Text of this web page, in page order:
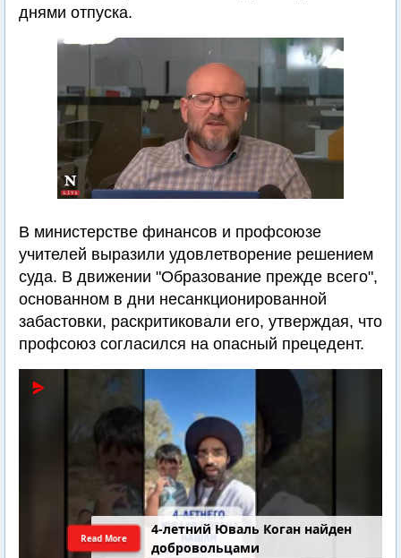
днями отпуска.
В министерстве финансов и профсоюзе
учителей выразили удовлетворение решением
суда. В движении "Образование прежде всего",
основанном в дни несанкционированной
забастовки, раскритиковали его, утверждая, что
профсоюз согласился на опасный прецедент.
4-летний Юваль Коган найден
добровольцами
Read More